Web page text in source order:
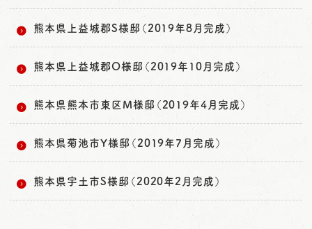
熊本県上益城郡S様邸（2019年8月完成）
熊本県上益城郡O様邸（2019年10月完成）
熊本県熊本市東区M様邸（2019年4月完成）
熊本県菊池市Y様邸（2019年7月完成）
熊本県宇土市S様邸（2020年2月完成）